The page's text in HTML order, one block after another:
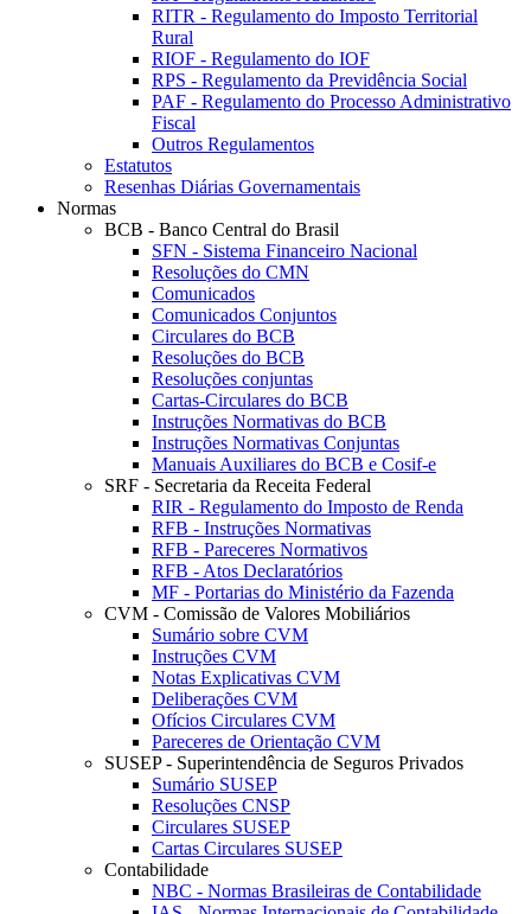
RITR - Regulamento do Imposto Territorial
Rural
RIOF - Regulamento do IOF
RPS - Regulamento da Previdência Social
PAF - Regulamento do Processo Administrativo
Fiscal
Outros Regulamentos
Estatutos
Resenhas Diárias Governamentais
Normas
BCB - Banco Central do Brasil
SFN - Sistema Financeiro Nacional
Resoluções do CMN
Comunicados
Comunicados Conjuntos
Circulares do BCB
Resoluções do BCB
Resoluções conjuntas
Cartas-Circulares do BCB
Instruções Normativas do BCB
Instruções Normativas Conjuntas
Manuais Auxiliares do BCB e Cosif-e
SRF - Secretaria da Receita Federal
RIR - Regulamento do Imposto de Renda
RFB - Instruções Normativas
RFB - Pareceres Normativos
RFB - Atos Declaratórios
MF - Portarias do Ministério da Fazenda
CVM - Comissão de Valores Mobiliários
Sumário sobre CVM
Instruções CVM
Notas Explicativas CVM
Deliberações CVM
Ofícios Circulares CVM
Pareceres de Orientação CVM
SUSEP - Superintendência de Seguros Privados
Sumário SUSEP
Resoluções CNSP
Circulares SUSEP
Cartas Circulares SUSEP
Contabilidade
NBC - Normas Brasileiras de Contabilidade